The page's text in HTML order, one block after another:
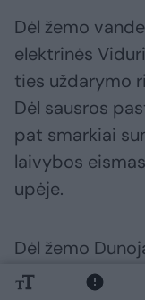
Dėl žemo
elektrinės
ties uždarymo
Dėl sausros
pat smarkiai
laivybos
upėje.
Dėl žemo
sustabdė abu